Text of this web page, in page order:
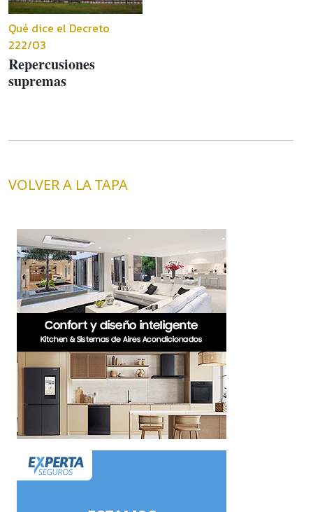
Qué dice el Decreto
222/03
Repercusiones
supremas
VOLVER A LA TAPA